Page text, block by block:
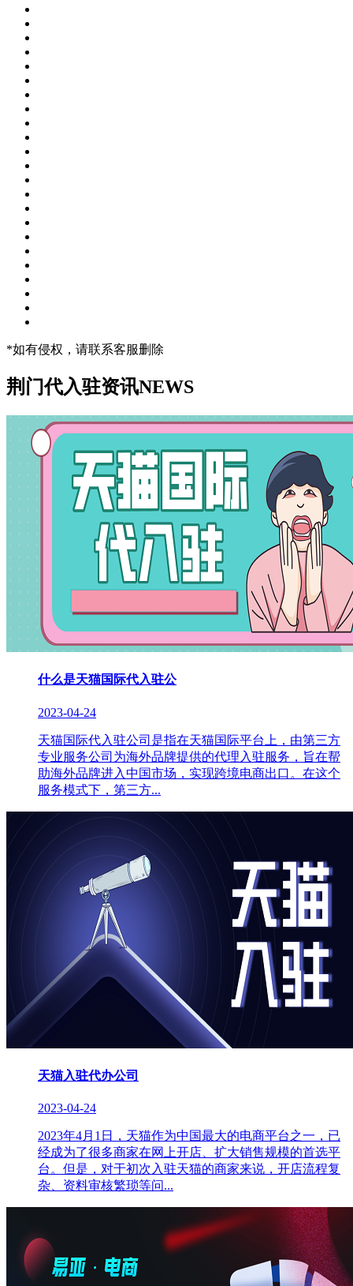
*如有侵权，请联系客服删除
荆门代入驻资讯NEWS
什么是天猫国际代入驻公
2023-04-24
天猫国际代入驻公司是指在天猫国际平台上，由第三方
专业服务公司为海外品牌提供的代理入驻服务，旨在帮
助海外品牌进入中国市场，实现跨境电商出口。在这个
服务模式下，第三方...
天猫入驻代办公司
2023-04-24
2023年4月1日，天猫作为中国最大的电商平台之一，已
经成为了很多商家在网上开店、扩大销售规模的首选平
台。但是，对于初次入驻天猫的商家来说，开店流程复
杂、资料审核繁琐等问...